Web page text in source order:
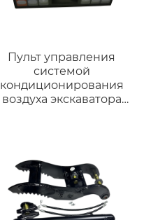
Пульт управления
системой
кондиционирования
воздуха экскаватора